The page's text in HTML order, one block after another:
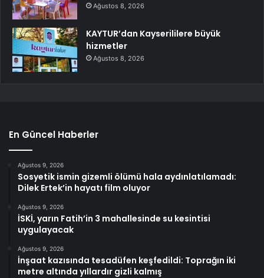
Ağustos 8, 2026
KAYTUR’dan Kayserililere büyük
hizmetler
Ağustos 8, 2026
En Güncel Haberler
Ağustos 9, 2026
Sosyetik ismin gizemli ölümü hala aydınlatılamadı:
Dilek Ertek’in hayatı film oluyor
Ağustos 9, 2026
İSKİ, yarın Fatih’in 3 mahallesinde su kesintisi
uygulayacak
Ağustos 9, 2026
İnşaat kazısında tesadüfen keşfedildi: Toprağın iki
metre altında yıllardır gizli kalmış